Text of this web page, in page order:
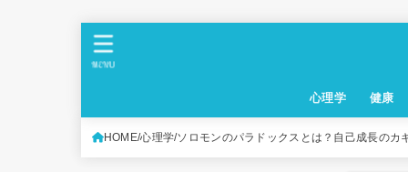
心理学 健康
MENU
HOME 心理学 ソロモンのパラドックスとは？自己成長のカ